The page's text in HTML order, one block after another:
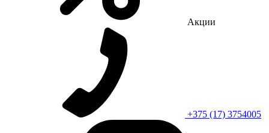
Акции
+375 (17) 3754005